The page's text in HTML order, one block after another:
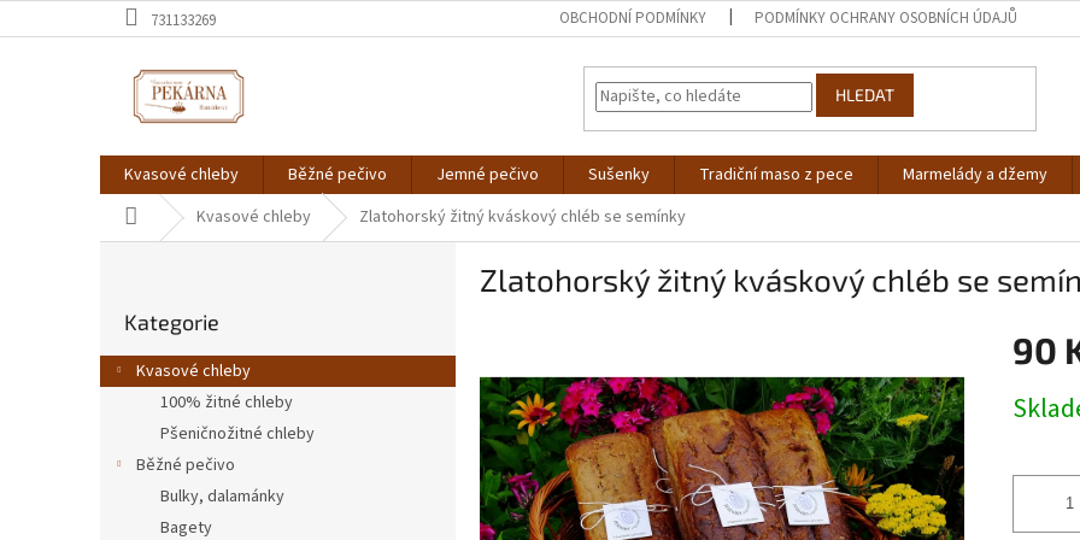
na
731133269 OBCHODNÍ PODMÍNKY PODMÍNKY OCHRANY OSOBNÍCH ÚDAJŮ
HLEDAT
Kvasové chleby Běžné pečivo Jemné pečivo Sušenky Tradiční maso z pece Marmelády a džemy
Domů Kvasové chleby Zlatohorský žitný kváskový chléb se semínky
r
a
kategorie
Kategorie
Kvasové chleby
100% žitné chleby
Pšeničnožitné chleby
Běžné pečivo
Bulky, dalamánky
Bagety
Zlatohorský žitný kváskový chléb se
90
cena: